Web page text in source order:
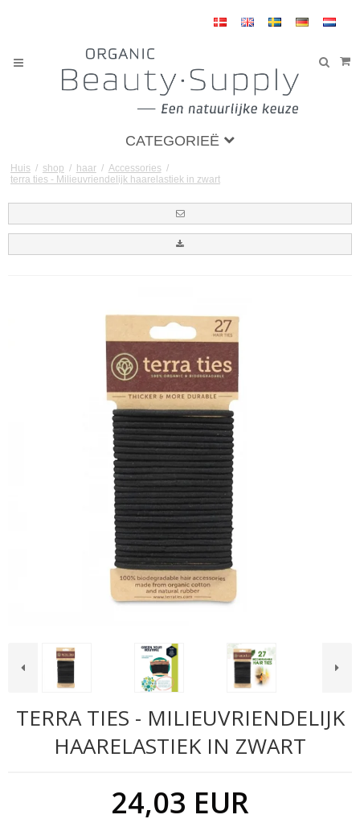
CATEGORIEË
Huis / shop / haar / Accessories /
terra ties - Milieuvriendelijk haarelastiek in zwart
TERRA TIES - MILIEUVRIENDELIJK
HAARELASTIEK IN ZWART
24,03 EUR